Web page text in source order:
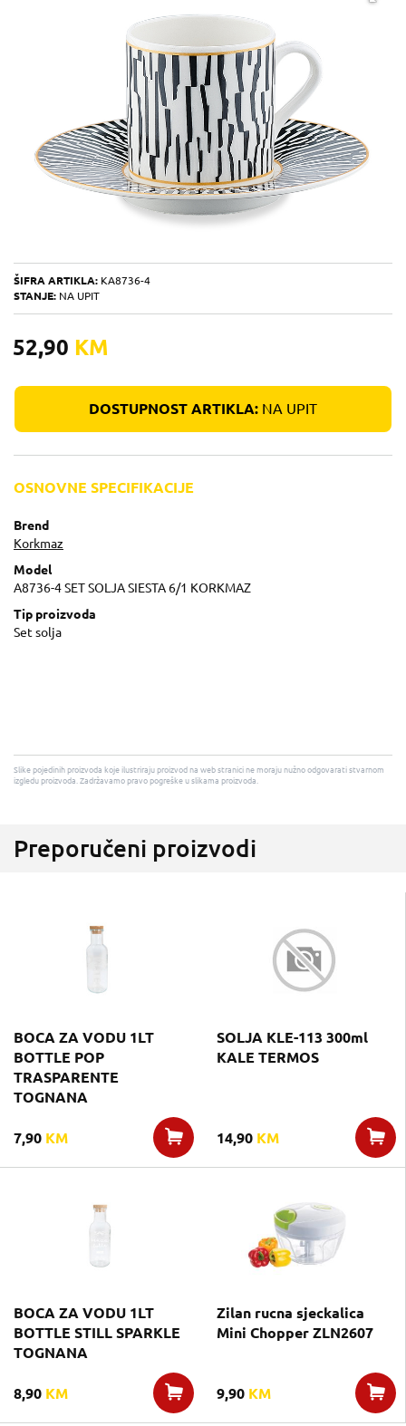
ŠIFRA ARTIKLA: KA8736-4
STANJE: NA UPIT
52,90 KM
DOSTUPNOST ARTIKLA: NA UPIT
OSNOVNE SPECIFIKACIJE
Brend
Korkmaz
Model
A8736-4 SET SOLJA SIESTA 6/1 KORKMAZ
Tip proizvoda
Set solja
Slike pojedinih proizvoda koje ilustriraju proizvod na web stranici ne moraju nužno odgovarati stvarnom
izgledu proizvoda. Zadržavamo pravo pogreške u slikama proizvoda.
Preporučeni proizvodi
BOCA ZA VODU 1LT
BOTTLE POP
TRASPARENTE
TOGNANA
7,90 KM
SOLJA KLE-113 300ml
KALE TERMOS
14,90 KM
BOCA ZA VODU 1LT
BOTTLE STILL SPARKLE
TOGNANA
8,90 KM
Zilan rucna sjeckalica
Mini Chopper ZLN2607
9,90 KM